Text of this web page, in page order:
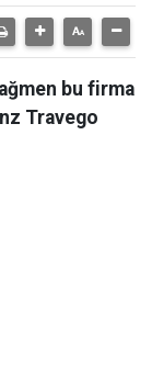
bu firma
Travego